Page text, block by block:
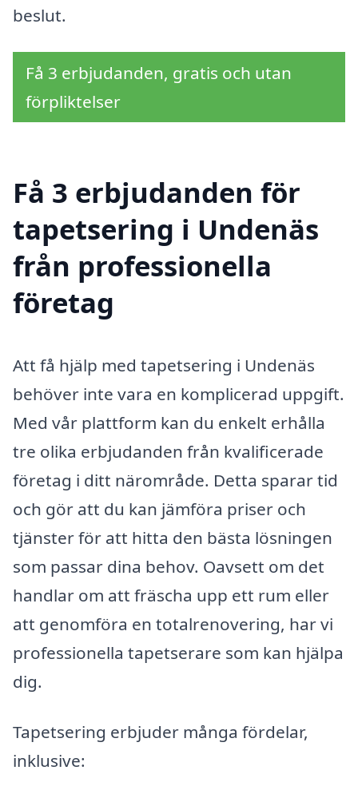
beslut.
Få 3 erbjudanden, gratis och utan
förpliktelser
Få 3 erbjudanden för
tapetsering i Undenäs
från professionella
företag
Att få hjälp med tapetsering i Undenäs
behöver inte vara en komplicerad uppgift.
Med vår plattform kan du enkelt erhålla
tre olika erbjudanden från kvalificerade
företag i ditt närområde. Detta sparar tid
och gör att du kan jämföra priser och
tjänster för att hitta den bästa lösningen
som passar dina behov. Oavsett om det
handlar om att fräscha upp ett rum eller
att genomföra en totalrenovering, har vi
professionella tapetserare som kan hjälpa
dig.
Tapetsering erbjuder många fördelar,
inklusive: